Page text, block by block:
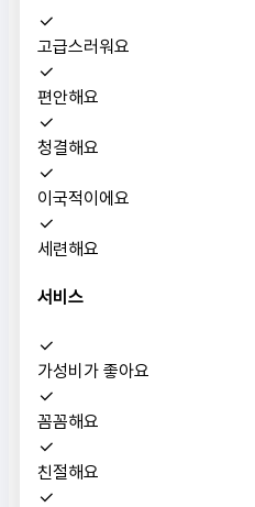
고급스러워요
편안해요
청결해요
이국적이에요
세련해요
서비스
가성비가 좋아요
꼼꼼해요
친절해요